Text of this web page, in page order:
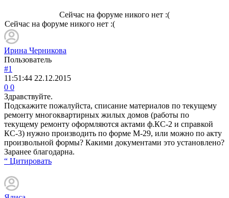
Сейчас на форуме никого нет :(
Сейчас на форуме никого нет :(
Ирина Черникова
Пользователь
#1
11:51:44 22.12.2015
0 0
Здравствуйте.
Подскажите пожалуйста, списание материалов по текущему
ремонту многоквартирных жилых домов (работы по
текущему ремонту оформляются актами ф.КС-2 и справкой
КС-3) нужно производить по форме М-29, или можно по акту
произвольной формы? Какими документами это установлено?
Заранее благодарна.
“ Цитировать